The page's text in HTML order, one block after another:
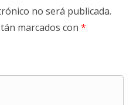
no será publicada.
marcados con *